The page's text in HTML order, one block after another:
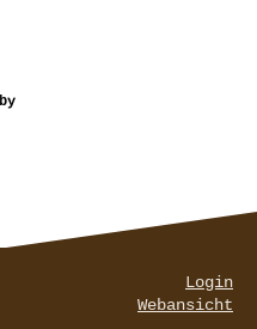
Login
Webansicht